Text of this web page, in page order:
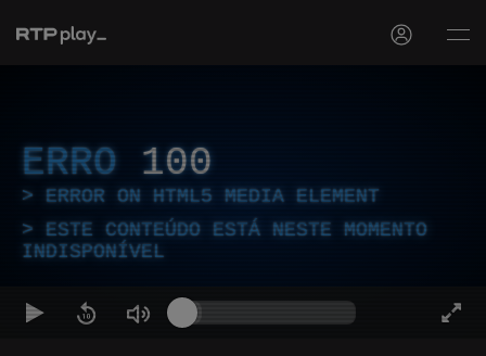
ERRO 100
ERROR ON HTML5 MEDIA ELEMENT
ESTE CONTEÚDO ESTÁ NESTE MOMENTO
INDISPONÍVEL